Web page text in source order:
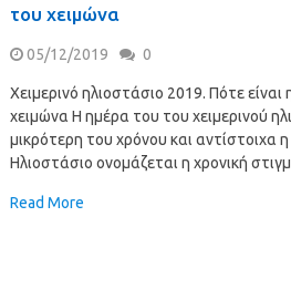
του χειμώνα
05/12/2019 0
Χειμερινό ηλιοστάσιο 2019. Πότε
χειμώνα Η ημέρα του του χειμερινού
μικρότερη του χρόνου και αντίστοιχα
Ηλιοστάσιο ονομάζεται η χρονική
Read More